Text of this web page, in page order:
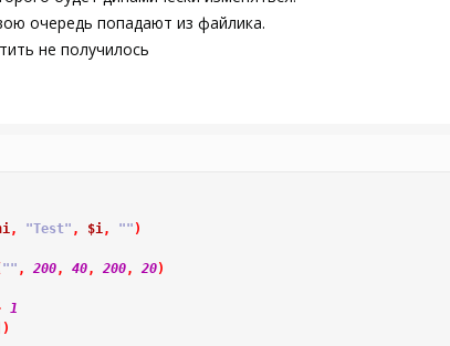
очередь попадают из файлика.
не получилось
, "Test" , $i, "" )
"" , 200, 40, 200, 20)
1
)